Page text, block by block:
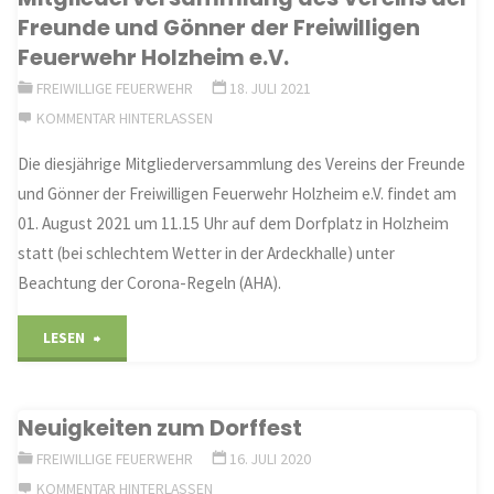
und
Gartenbauvereins
e.V."
Freunde und Gönner der Freiwilligen
Feuerwehr Holzheim e.V.
FREIWILLIGE FEUERWEHR
18. JULI 2021
KOMMENTAR HINTERLASSEN
Die diesjährige Mitgliederversammlung des Vereins der Freunde
und Gönner der Freiwilligen Feuerwehr Holzheim e.V. findet am
01. August 2021 um 11.15 Uhr auf dem Dorfplatz in Holzheim
statt (bei schlechtem Wetter in der Ardeckhalle) unter
Beachtung der Corona-Regeln (AHA).
LESEN
Vereins
Neuigkeiten zum Dorffest
FREIWILLIGE FEUERWEHR
16. JULI 2020
KOMMENTAR HINTERLASSEN